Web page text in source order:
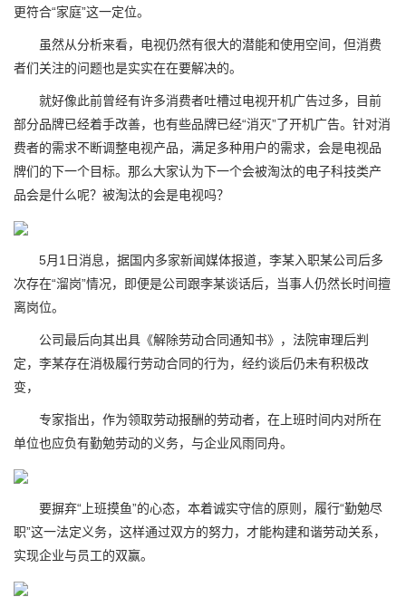
更符合“家庭”这一定位。
虽然从分析来看，电视仍然有很大的潜能和使用空间，但消费
者们关注的问题也是实实在在要解决的。
就好像此前曾经有许多消费者吐槽过电视开机广告过多，目前
部分品牌已经着手改善，也有些品牌已经“消灭”了开机广告。针对消
费者的需求不断调整电视产品，满足多种用户的需求，会是电视品
牌们的下一个目标。那么大家认为下一个会被淘汰的电子科技类产
品会是什么呢？被淘汰的会是电视吗？
5月1日消息，据国内多家新闻媒体报道，李某入职某公司后多
次存在“溜岗”情况，即便是公司跟李某谈话后，当事人仍然长时间擅
离岗位。
公司最后向其出具《解除劳动合同通知书》，法院审理后判
定，李某存在消极履行劳动合同的行为，经约谈后仍未有积极改
变，
专家指出，作为领取劳动报酬的劳动者，在上班时间内对所在
单位也应负有勤勉劳动的义务，与企业风雨同舟。
要摒弃“上班摸鱼”的心态，本着诚实守信的原则，履行“勤勉尽
职”这一法定义务，这样通过双方的努力，才能构建和谐劳动关系，
实现企业与员工的双赢。